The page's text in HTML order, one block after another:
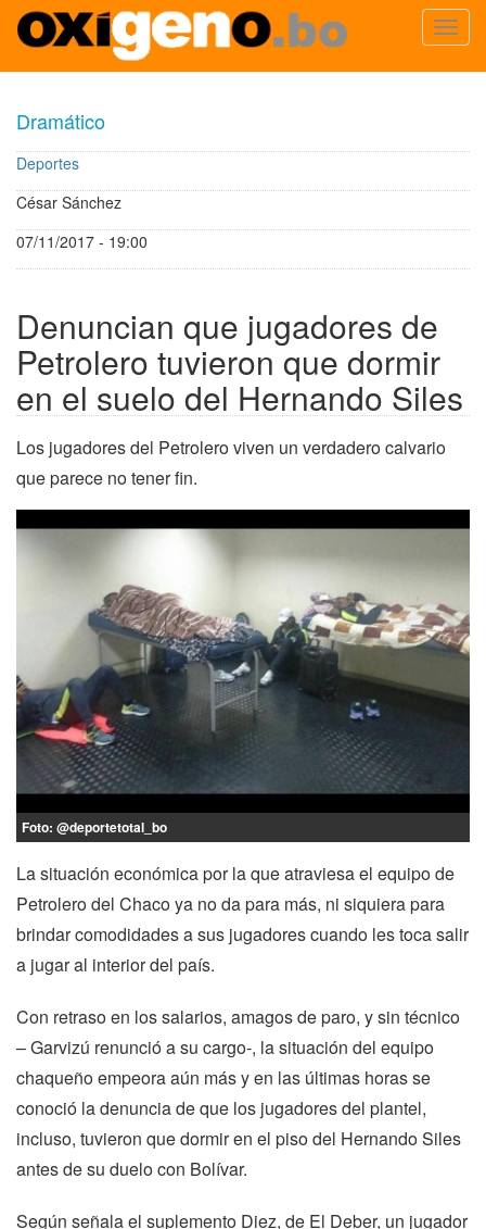
contenido
principal
Dramático
Deportes
César Sánchez
07/11/2017 - 19:00
Denuncian que jugadores de
Petrolero tuvieron que dormir
en el suelo del Hernando Siles
Los jugadores del Petrolero viven un verdadero calvario
que parece no tener fin.
Foto: @deportetotal_bo
La situación económica por la que atraviesa el equipo de
Petrolero del Chaco ya no da para más, ni siquiera para
brindar comodidades a sus jugadores cuando les toca salir
a jugar al interior del país.
Con retraso en los salarios, amagos de paro, y sin técnico
– Garvizú renunció a su cargo-, la situación del equipo
chaqueño empeora aún más y en las últimas horas se
conoció la denuncia de que los jugadores del plantel,
incluso, tuvieron que dormir en el piso del Hernando Siles
antes de su duelo con Bolívar.
Según señala el suplemento Diez, de El Deber, un jugador